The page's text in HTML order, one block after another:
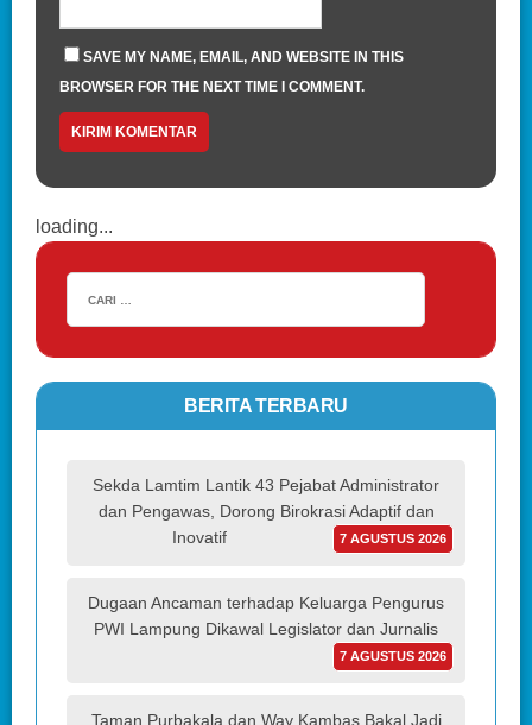
SAVE MY NAME, EMAIL, AND WEBSITE IN THIS
BROWSER FOR THE NEXT TIME I COMMENT.
loading...
BERITA TERBARU
Sekda Lamtim Lantik 43 Pejabat Administrator
dan Pengawas, Dorong Birokrasi Adaptif dan
Inovatif
7 AGUSTUS 2026
Dugaan Ancaman terhadap Keluarga Pengurus
PWI Lampung Dikawal Legislator dan Jurnalis
7 AGUSTUS 2026
Taman Purbakala dan Way Kambas Bakal Jadi